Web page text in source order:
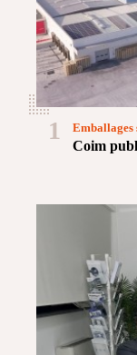
1
Coim
Emballages